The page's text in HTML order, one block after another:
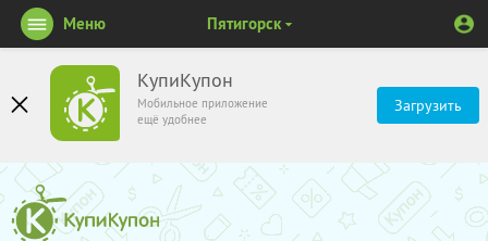
КупиКупон
Мобильное приложение
ещё удобнее
Загрузить
Меню Пятигорск